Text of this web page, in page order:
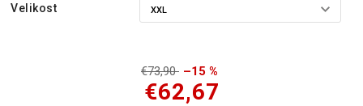
Velikost
€73,90 –15 %
€62,67